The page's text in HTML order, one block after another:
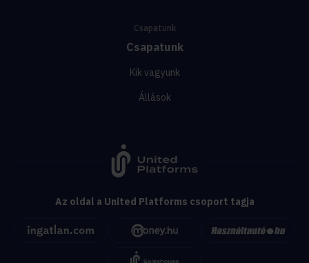
Csapatunk
Csapatunk
Kik vagyunk
Állások
Az oldal a United Platforms csoport tagja